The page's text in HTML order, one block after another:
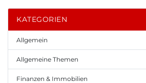
KATEGORIEN
Allgemein
Allgemeine Themen
Finanzen & Immobilien